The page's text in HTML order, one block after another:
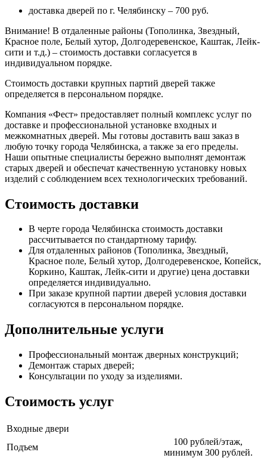
доставка дверей по г. Челябинску – 700 руб.
Внимание! В отдаленные районы (Тополинка, Звездный,
Красное поле, Белый хутор, Долгодеревенское, Каштак, Лейк-
сити и т.д.) – стоимость доставки согласуется в
индивидуальном порядке.
Стоимость доставки крупных партий дверей также
определяется в персональном порядке.
Компания «Фест» предоставляет полный комплекс услуг по
доставке и профессиональной установке входных и
межкомнатных дверей. Мы готовы доставить ваш заказ в
любую точку города Челябинска, а также за его пределы.
Наши опытные специалисты бережно выполнят демонтаж
старых дверей и обеспечат качественную установку новых
изделий с соблюдением всех технологических требований.
Стоимость доставки
В черте города Челябинска стоимость доставки
рассчитывается по стандартному тарифу.
Для отдаленных районов (Тополинка, Звездный,
Красное поле, Белый хутор, Долгодеревенское, Копейск,
Коркино, Каштак, Лейк-сити и другие) цена доставки
определяется индивидуально.
При заказе крупной партии дверей условия доставки
согласуются в персональном порядке.
Дополнительные услуги
Профессиональный монтаж дверных конструкций;
Демонтаж старых дверей;
Консультации по уходу за изделиями.
Стоимость услуг
Входные двери
Подъем
100 рублей/этаж,
минимум 300 рублей.